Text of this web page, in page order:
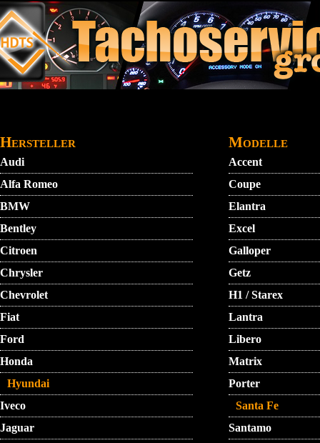
Direkt zum Inhalt
Hersteller
Audi
Alfa Romeo
BMW
Bentley
Citroen
Chrysler
Chevrolet
Fiat
Ford
Honda
Hyundai
Iveco
Jaguar
Modelle
Accent
Coupe
Elantra
Excel
Galloper
Getz
H1 / Starex
Lantra
Libero
Matrix
Porter
Santa Fe
Santamo